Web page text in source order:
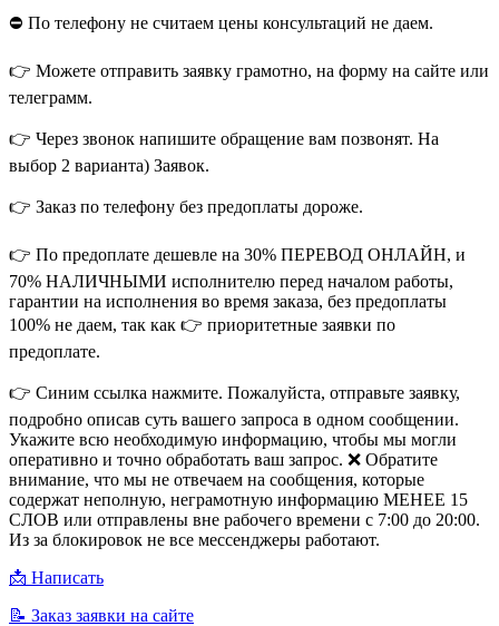
⛔️ По телефону не считаем цены консультаций не даем.
👉 Можете отправить заявку грамотно, на форму на сайте или
телеграмм.
👉 Через звонок напишите обращение вам позвонят. На
выбор 2 варианта) Заявок.
👉 Заказ по телефону без предоплаты дороже.
👉 По предоплате дешевле на 30% ПЕРЕВОД ОНЛАЙН, и
70% НАЛИЧНЫМИ исполнителю перед началом работы,
гарантии на исполнения во время заказа, без предоплаты
100% не даем, так как 👉 приоритетные заявки по
предоплате.
👉 Синим ссылка нажмите. Пожалуйста, отправьте заявку,
подробно описав суть вашего запроса в одном сообщении.
Укажите всю необходимую информацию, чтобы мы могли
оперативно и точно обработать ваш запрос. ❌ Обратите
внимание, что мы не отвечаем на сообщения, которые
содержат неполную, неграмотную информацию МЕНЕЕ 15
СЛОВ или отправлены вне рабочего времени с 7:00 до 20:00.
Из за блокировок не все мессенджеры работают.
📩 Написать
📝 Заказ заявки на сайте